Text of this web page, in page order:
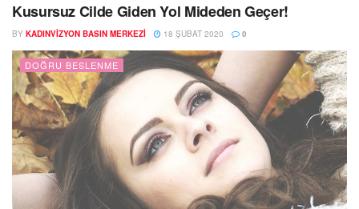
Kusursuz Cilde Giden Yol Mideden Geçer!
BY KADINVIZYON BASIN MERKEZI 18 ŞUBAT 2020 0
DOĞRU BESLENME